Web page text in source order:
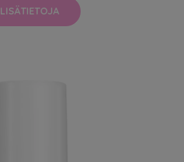
LISÄTIETOJA